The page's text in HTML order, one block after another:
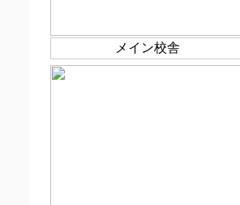
メイン校舎